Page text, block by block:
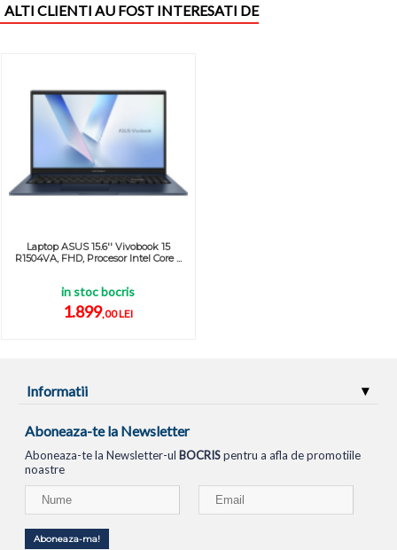
ALTI CLIENTI AU FOST INTERESATI DE
Laptop ASUS 15.6'' Vivobook 15
R1504VA, FHD, Procesor Intel Core ...
in stoc bocris
1.899,00 LEI
Informatii
Aboneaza-te la Newsletter
Aboneaza-te la Newsletter-ul BOCRISpentru a afla de promotiile
noastre
Aboneaza-ma!